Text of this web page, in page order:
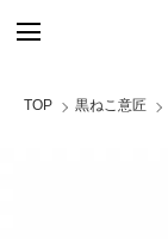
TOP 黒ねこ意匠